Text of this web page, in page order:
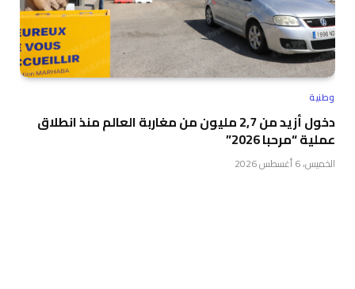
وطنية
دخول أزيد من 2,7 مليون من مغاربة العالم منذ انطلاق
عملية “مرحبا 2026”
الخميس، 6 أغسطس 2026